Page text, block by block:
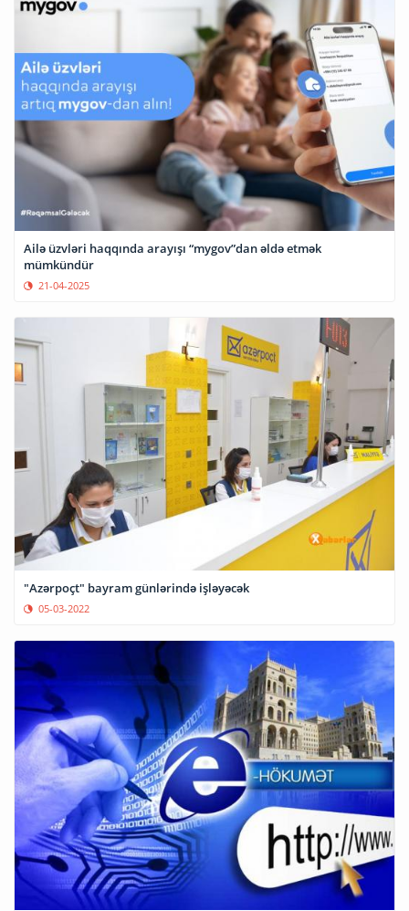
Ailə üzvləri haqqında arayışı “mygov”dan əldə etmək
mümkündür
21-04-2025
"Azərpoçt" bayram günlərində işləyəcək
05-03-2022